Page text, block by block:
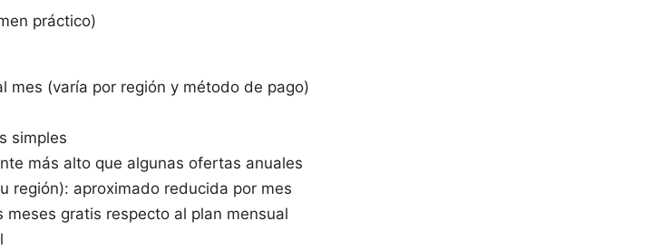
práctico)
mes (varía por región y método de pago)
simples
más alto que algunas ofertas anuales
región): aproximado reducida por mes
meses gratis respecto al plan mensual